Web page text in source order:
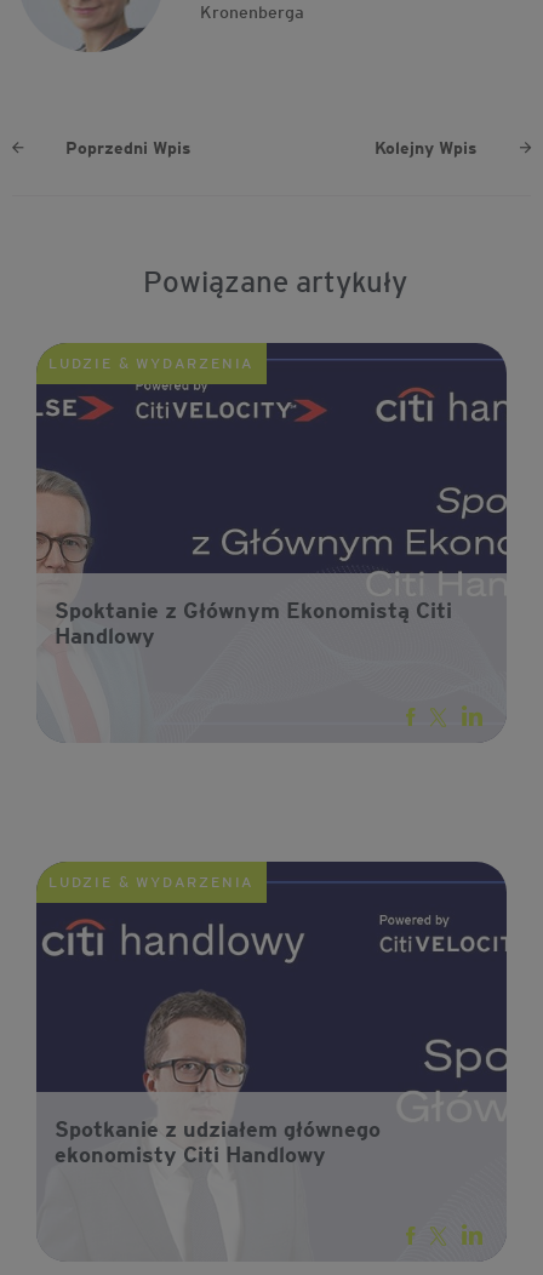
Kronenberga
Poprzedni Wpis Kolejny Wpis
Powiązane artykuły
LUDZIE & WYDARZENIA
Spoktanie z Głównym Ekonomistą Citi
Handlowy
LUDZIE & WYDARZENIA
Spotkanie z udziałem głównego
ekonomisty Citi Handlowy